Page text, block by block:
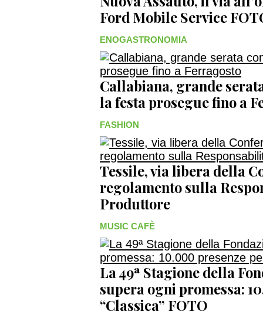
Ford Mobile Service
ENOGASTRONOMIA
Callabiana, grande
la festa prosegue fino a
FASHION
Tessile, via libera della
regolamento sulla
Produttore
MUSIC CAFÈ
La 49ª Stagione della
supera ogni promessa:
“Classica” FOTO